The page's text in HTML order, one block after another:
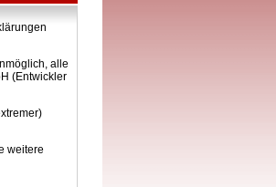
alle
(Entwickler
weitere